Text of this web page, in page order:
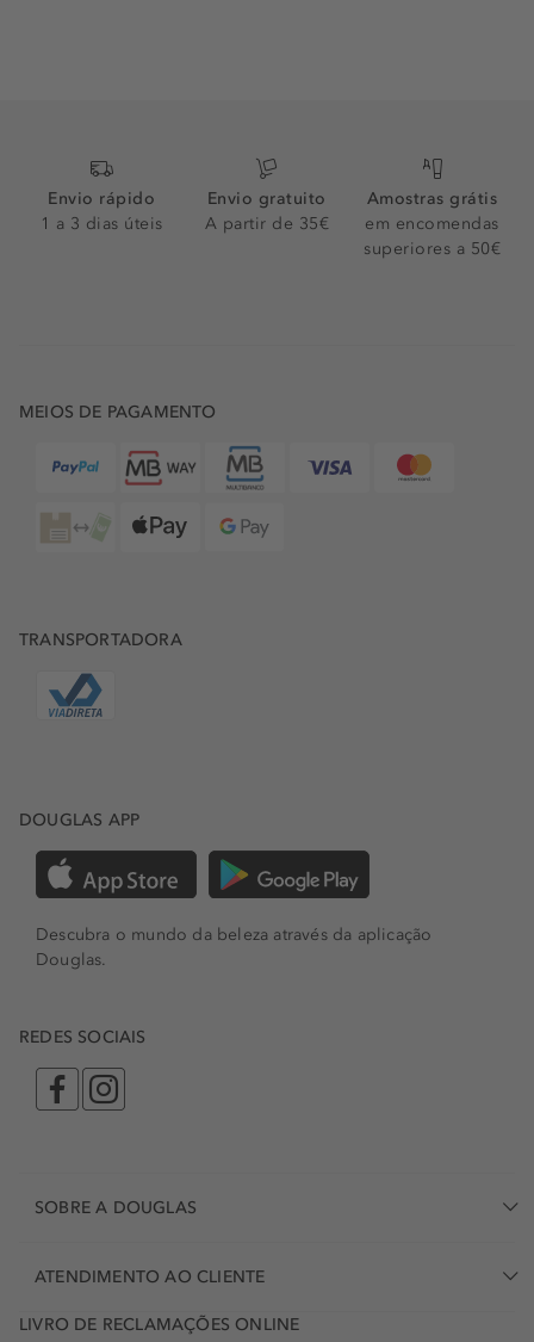
Envio rápido
1 a 3 dias úteis
Envio gratuito
A partir de 35€
Amostras grátis
em encomendas
superiores a 50€
MEIOS DE PAGAMENTO
TRANSPORTADORA
DOUGLAS APP
Descubra o mundo da beleza através da aplicação
Douglas.
REDES SOCIAIS
SOBRE A DOUGLAS
ATENDIMENTO AO CLIENTE
LIVRO DE RECLAMAÇÕES ONLINE